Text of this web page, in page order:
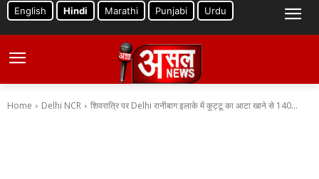
English Hindi Marathi Punjabi Urdu
Home Delhi NCR शिवरात्रि पर Delhi रानीबाग इलाके में कुट्टू का आटा खाने से 140...